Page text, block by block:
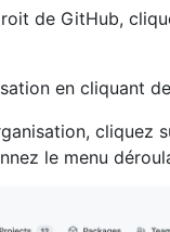
de GitHub,
en cliquant
cliquez
le menu